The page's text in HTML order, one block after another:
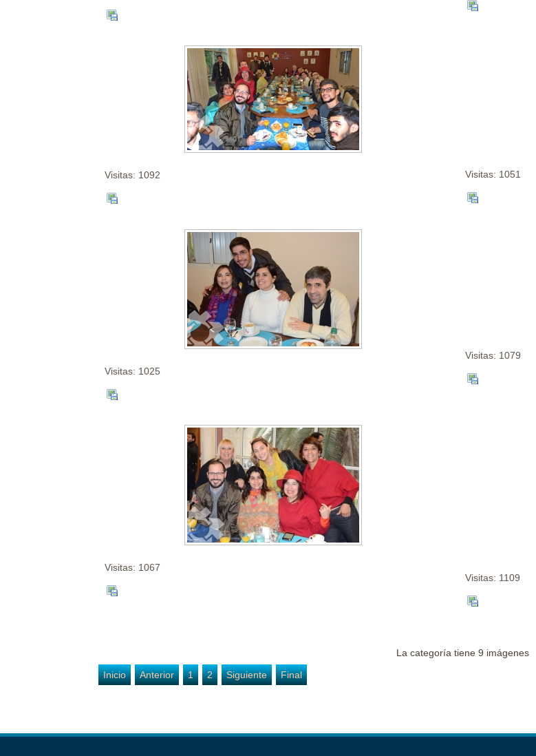
Visitas: 1092 Visitas: 1051
Visitas: 1025
Visitas: 1079
Visitas: 1067
Visitas: 1109
La categoría tiene 9 imágenes
Inicio
Anterior 1 2 Siguiente Final